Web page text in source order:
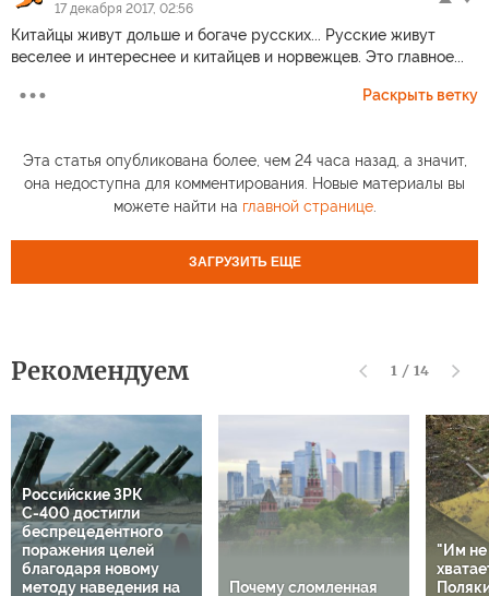
17 декабря 2017, 02:56
Китайцы живут дольше и богаче русских... Русские живут
веселее и интереснее и китайцев и норвежцев. Это главное...
Раскрыть ветку
Эта статья опубликована более, чем 24 часа назад, а значит,
она недоступна для комментирования. Новые материалы вы
можете найти на главной странице.
ЗАГРУЗИТЬ ЕЩЕ
Рекомендуем 1 / 14
Российские ЗРК
С-400 достигли
беспрецедентного
поражения целей
благодаря новому
методу наведения на
Почему сломленная
"Им не